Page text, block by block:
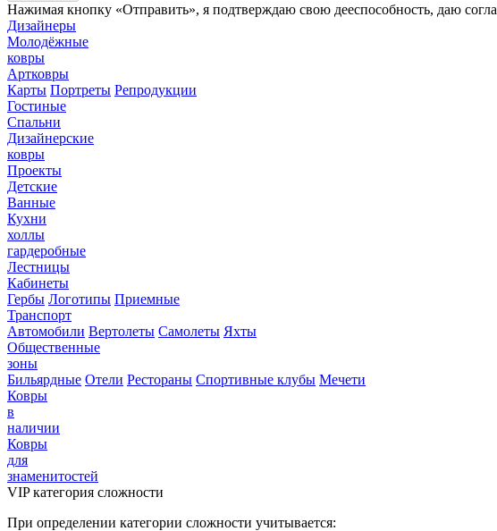
Нажимая кнопку «Отправить», я подтверждаю свою дееспособность, даю
Дизайнеры
Молодёжные
ковры
Артковры
Карты Портреты Репродукции
Гостиные
Спальни
Дизайнерские
ковры
Проекты
Детские
Ванные
Кухни
холлы
гардеробные
Лестницы
Кабинеты
Гербы Логотипы Приемные
Транспорт
Автомобили Вертолеты Самолеты Яхты
Общественные
зоны
Бильярдные Отели Рестораны Спортивные клубы Мечети
Ковры
в
наличии
Ковры
для
знаменитостей
VIP категория сложности
При определении категории сложности учитывается: